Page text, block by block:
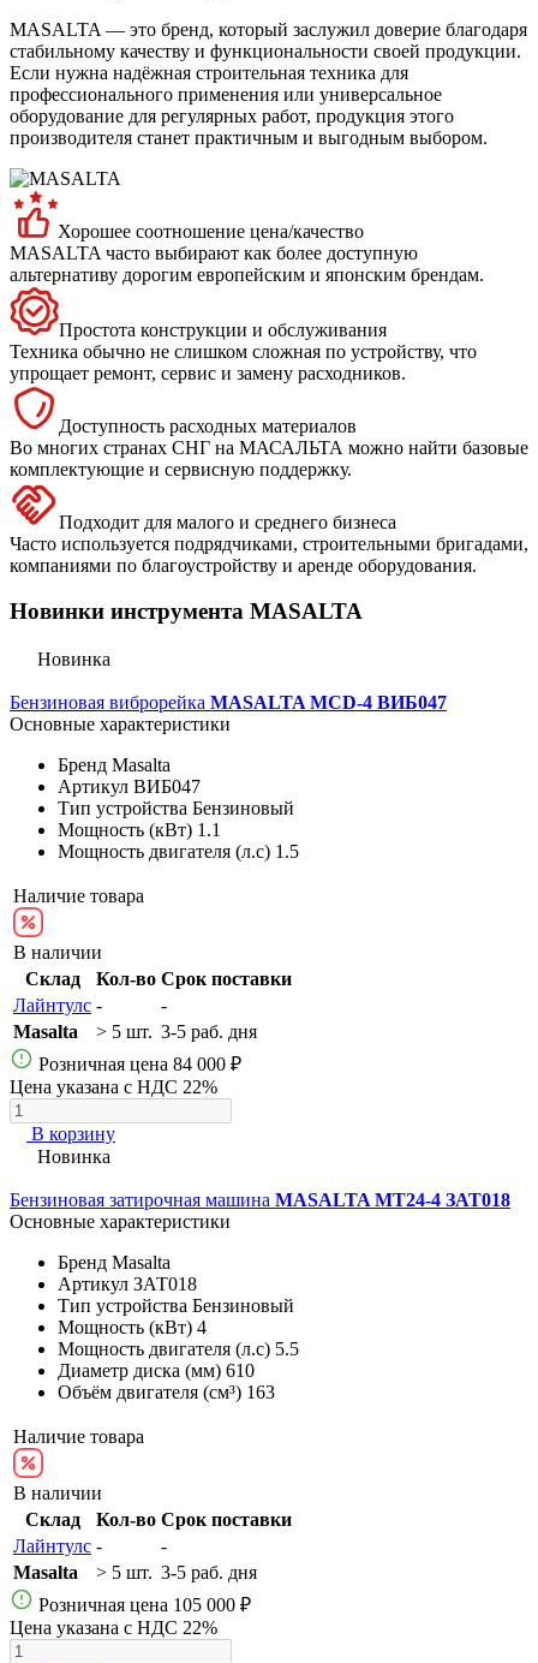
MASALTA — это бренд, который заслужил доверие благодаря
стабильному качеству и функциональности своей продукции.
Если нужна надёжная строительная техника для
профессионального применения или универсальное
оборудование для регулярных работ, продукция этого
производителя станет практичным и выгодным выбором.
Хорошее соотношение цена/качество
MASALTA часто выбирают как более доступную
альтернативу дорогим европейским и японским брендам.
Простота конструкции и обслуживания
Техника обычно не слишком сложная по устройству, что
упрощает ремонт, сервис и замену расходников.
Доступность расходных материалов
Во многих странах СНГ на МАСАЛЬТА можно найти базовые
комплектующие и сервисную поддержку.
Подходит для малого и среднего бизнеса
Часто используется подрядчиками, строительными бригадами,
компаниями по благоустройству и аренде оборудования.
Новинки инструмента MASALTA
Новинка
Бензиновая виброрейка MASALTA MCD-4 ВИБ047
Основные характеристики
Бренд Masalta
Артикул ВИБ047
Тип устройства Бензиновый
Мощность (кВт) 1.1
Мощность двигателя (л.с) 1.5
Наличие товара
В наличии
Склад
Кол-во Срок поставки
Лайнтулс -
-
Masalta
> 5 шт. 3-5 раб. дня
Розничная цена 84 000 ₽
Цена указана с НДС 22%
В корзину
Новинка
Бензиновая затирочная машина MASALTA МТ24-4 ЗАТ018
Основные характеристики
Бренд Masalta
Артикул ЗАТ018
Тип устройства Бензиновый
Мощность (кВт) 4
Мощность двигателя (л.с) 5.5
Диаметр диска (мм) 610
Объём двигателя (см³) 163
Наличие товара
В наличии
Склад
Кол-во Срок поставки
Лайнтулс -
-
Masalta
> 5 шт. 3-5 раб. дня
Розничная цена 105 000 ₽
Цена указана с НДС 22%